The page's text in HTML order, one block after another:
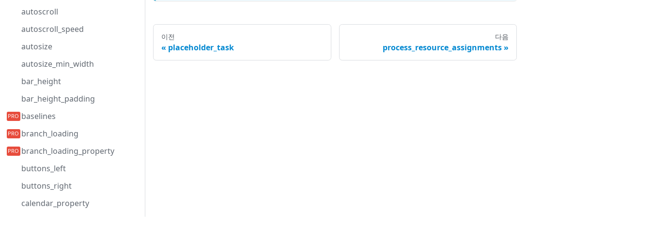
autoscroll
autoscroll_speed
autosize
autosize_min_width
bar_height
bar_height_padding
baselines
branch_loading
branch_loading_property
buttons_left
buttons_right
calendar_property
이전
placeholder_task
다음
process_resource_assignments